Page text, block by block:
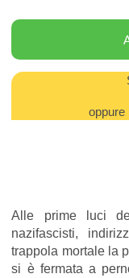
oppure
Alle prime luci
nazifascisti,
trappola mortale la
si è fermata a